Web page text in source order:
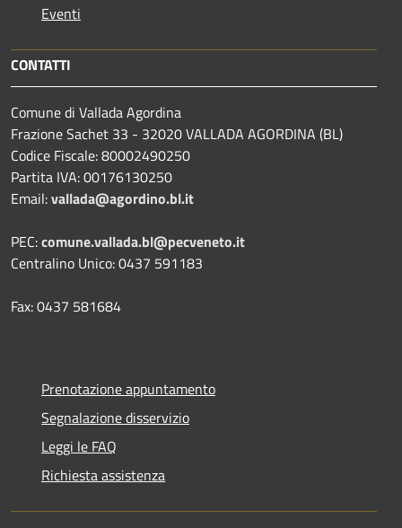
Eventi
CONTATTI
Comune di Vallada Agordina
Frazione Sachet 33 - 32020 VALLADA AGORDINA (BL)
Codice Fiscale: 80002490250
Partita IVA: 00176130250
Email:vallada@agordino.bl.it
PEC:comune.vallada.bl@pecveneto.it
Centralino Unico: 0437 591183
Fax: 0437 581684
Prenotazione appuntamento
Segnalazione disservizio
Leggi le FAQ
Richiesta assistenza